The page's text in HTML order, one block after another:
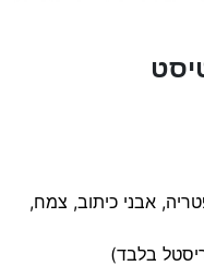
אבני כיתוב, צמח,
בלבד)